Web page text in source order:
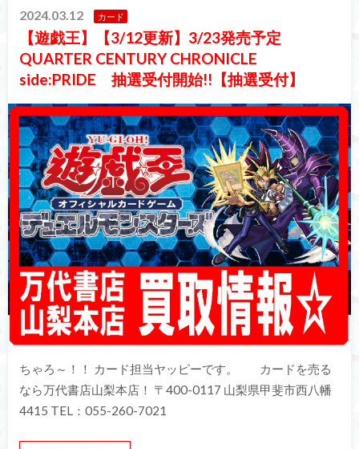
2024.03.12 カード
【遊戯王】【3/12更新】3/23発売予定
QUARTER CENTURY CHRONICLE
side:PRIDE 抽選受付開始!!【抽選受付】
ちゃろ～！！ カード担当ヤッピーです。 カードを売る
なら万代書店山梨本店！ 〒400-0117 山梨県甲斐市西八幡
4415 TEL：055-260-7021